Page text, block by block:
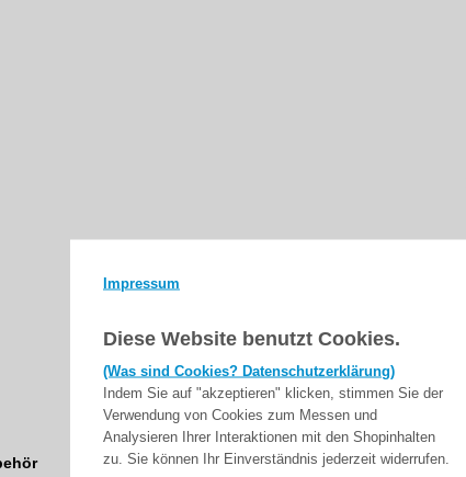
Impressum
Diese Website benutzt Cookies.
(Was sind Cookies? Datenschutzerklärung)
Indem Sie auf "akzeptieren" klicken, stimmen Sie der
Verwendung von Cookies zum Messen und
Analysieren Ihrer Interaktionen mit den Shopinhalten
zu. Sie können Ihr Einverständnis jederzeit widerrufen.